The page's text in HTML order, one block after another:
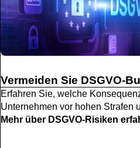
Vermeiden Sie DSGVO-
Erfahren Sie, welche
Unternehmen vor hohen Strafen
Mehr über DSGVO-Risiken